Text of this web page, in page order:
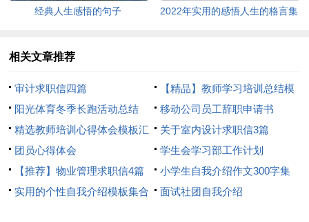
经典人生感悟的句子
2022年实用的感悟人生的格言集
相关文章推荐
审计求职信四篇
【精品】教师学习培训总结模
板8篇
阳光体育冬季长跑活动总结
移动公司员工辞职申请书
精选教师培训心得体会模板汇
总8篇
关于室内设计求职信3篇
团员心得体会
学生会学习部工作计划
【推荐】物业管理求职信4篇
小学生自我介绍作文300字集
合7篇
实用的个性自我介绍模板集合
面试社团自我介绍